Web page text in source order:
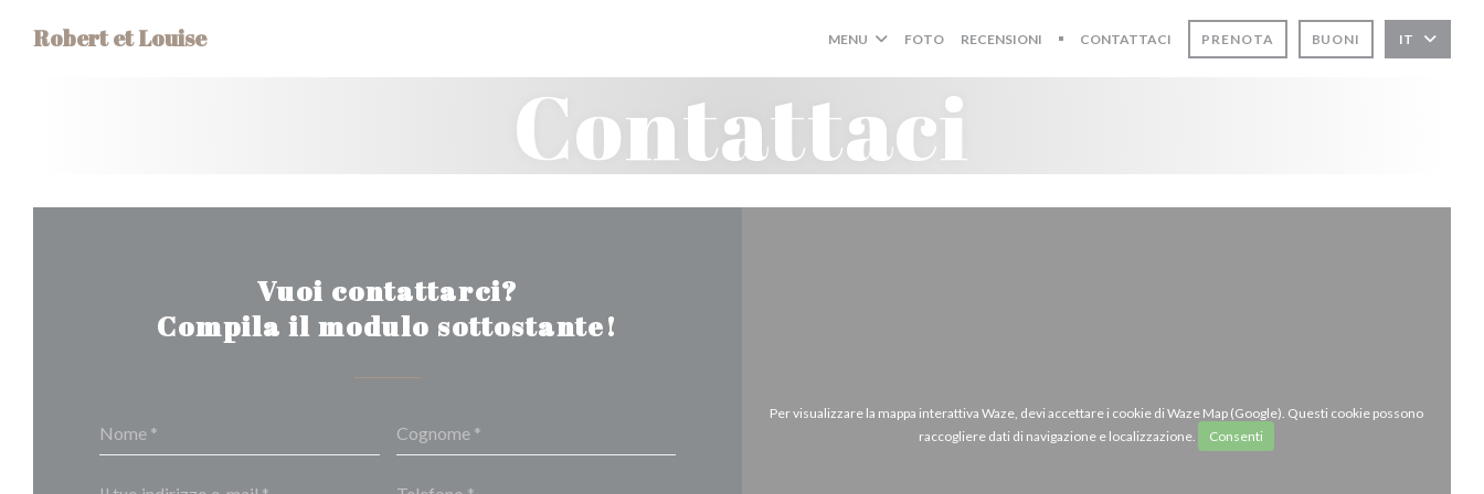
Robert et Louise MENU FOTO RECENSIONI
((APRE UNA NUOVA FINESTRA))
CONTATTACI PRENOTA BUONI IT
Contattaci
Vuoi contattarci?
Compila il modulo sottostante!
Per visualizzare la mappa interattiva Waze, devi accettare i cookie di Waze Map (Google). Questi cookie possono
raccogliere dati di navigazione e localizzazione.
Consenti